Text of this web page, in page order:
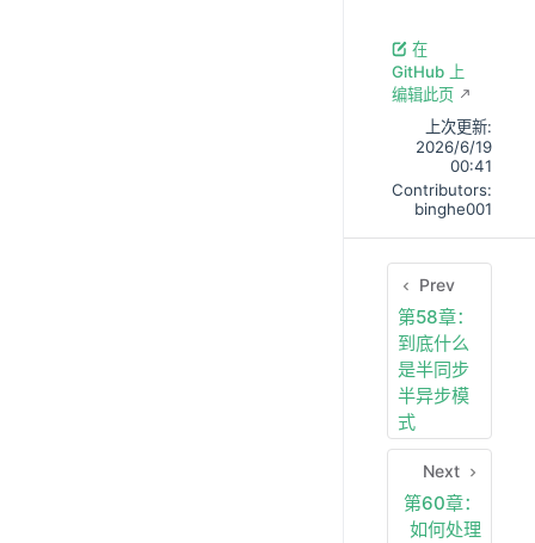
在
GitHub 上
编辑此页
上次更新:
2026/6/19
00:41
Contributors:
binghe001
Prev
第58章：
到底什么
是半同步
半异步模
式
Next
第60章：
如何处理